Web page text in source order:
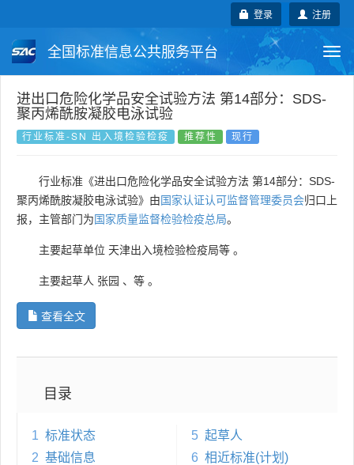
注册
登录
全国标准信息公共服务平台
国家标准 行业标准 地方标准
团体标准 企业标准
国外标准 技术委员会
进出口危险化学品安全试验方法 第14部分：SDS-
聚丙烯酰胺凝胶电泳试验
行业标准-SN 出入境检验检疫 推荐性 现行
行业标准《进出口危险化学品安全试验方法 第14部分：SDS-
聚丙烯酰胺凝胶电泳试验》由国家认证认可监督管理委员会归口上
报，主管部门为国家质量监督检验检疫总局。
主要起草单位 天津出入境检验检疫局等 。
主要起草人 张园 、 等 。
查看全文
目录
1 标准状态
2 基础信息
5 起草人
6 相近标准(计划)